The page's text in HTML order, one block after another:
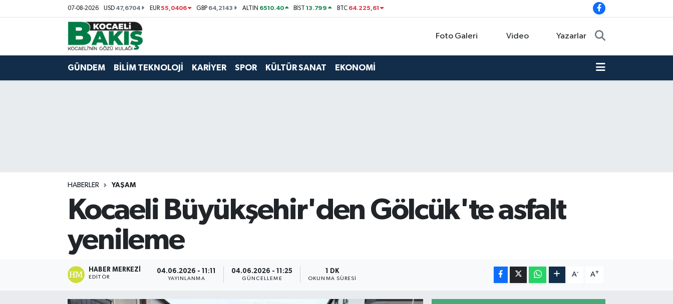
07-08-2026 USD 47,6704 EUR55,0406 GBP 64,2143 ALTIN 6510.40 BİST13.799 BTC 64.225,61
Foto Galeri Video Yazarlar
GÜNDEM BİLİM TEKNOLOJİ KARİYER SPOR KÜLTÜR SANAT EKONOMİ
HABERLER YAŞAM
Kocaeli Büyükşehir'den Gölcük'te asfalt
yenileme
HABER MERKEZI
EDITÖR
04.06.2026 - 11:11
YAYINLANMA
04.06.2026 - 11:25
GÜNCELLEME
1 DK
OKUNMA SÜRESI
A- A+
Kocaeli Nöbetçi Eczaneler
Kocaeli Hava Durumu